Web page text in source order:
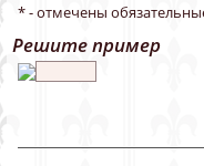
* - отмечены
Решите пример